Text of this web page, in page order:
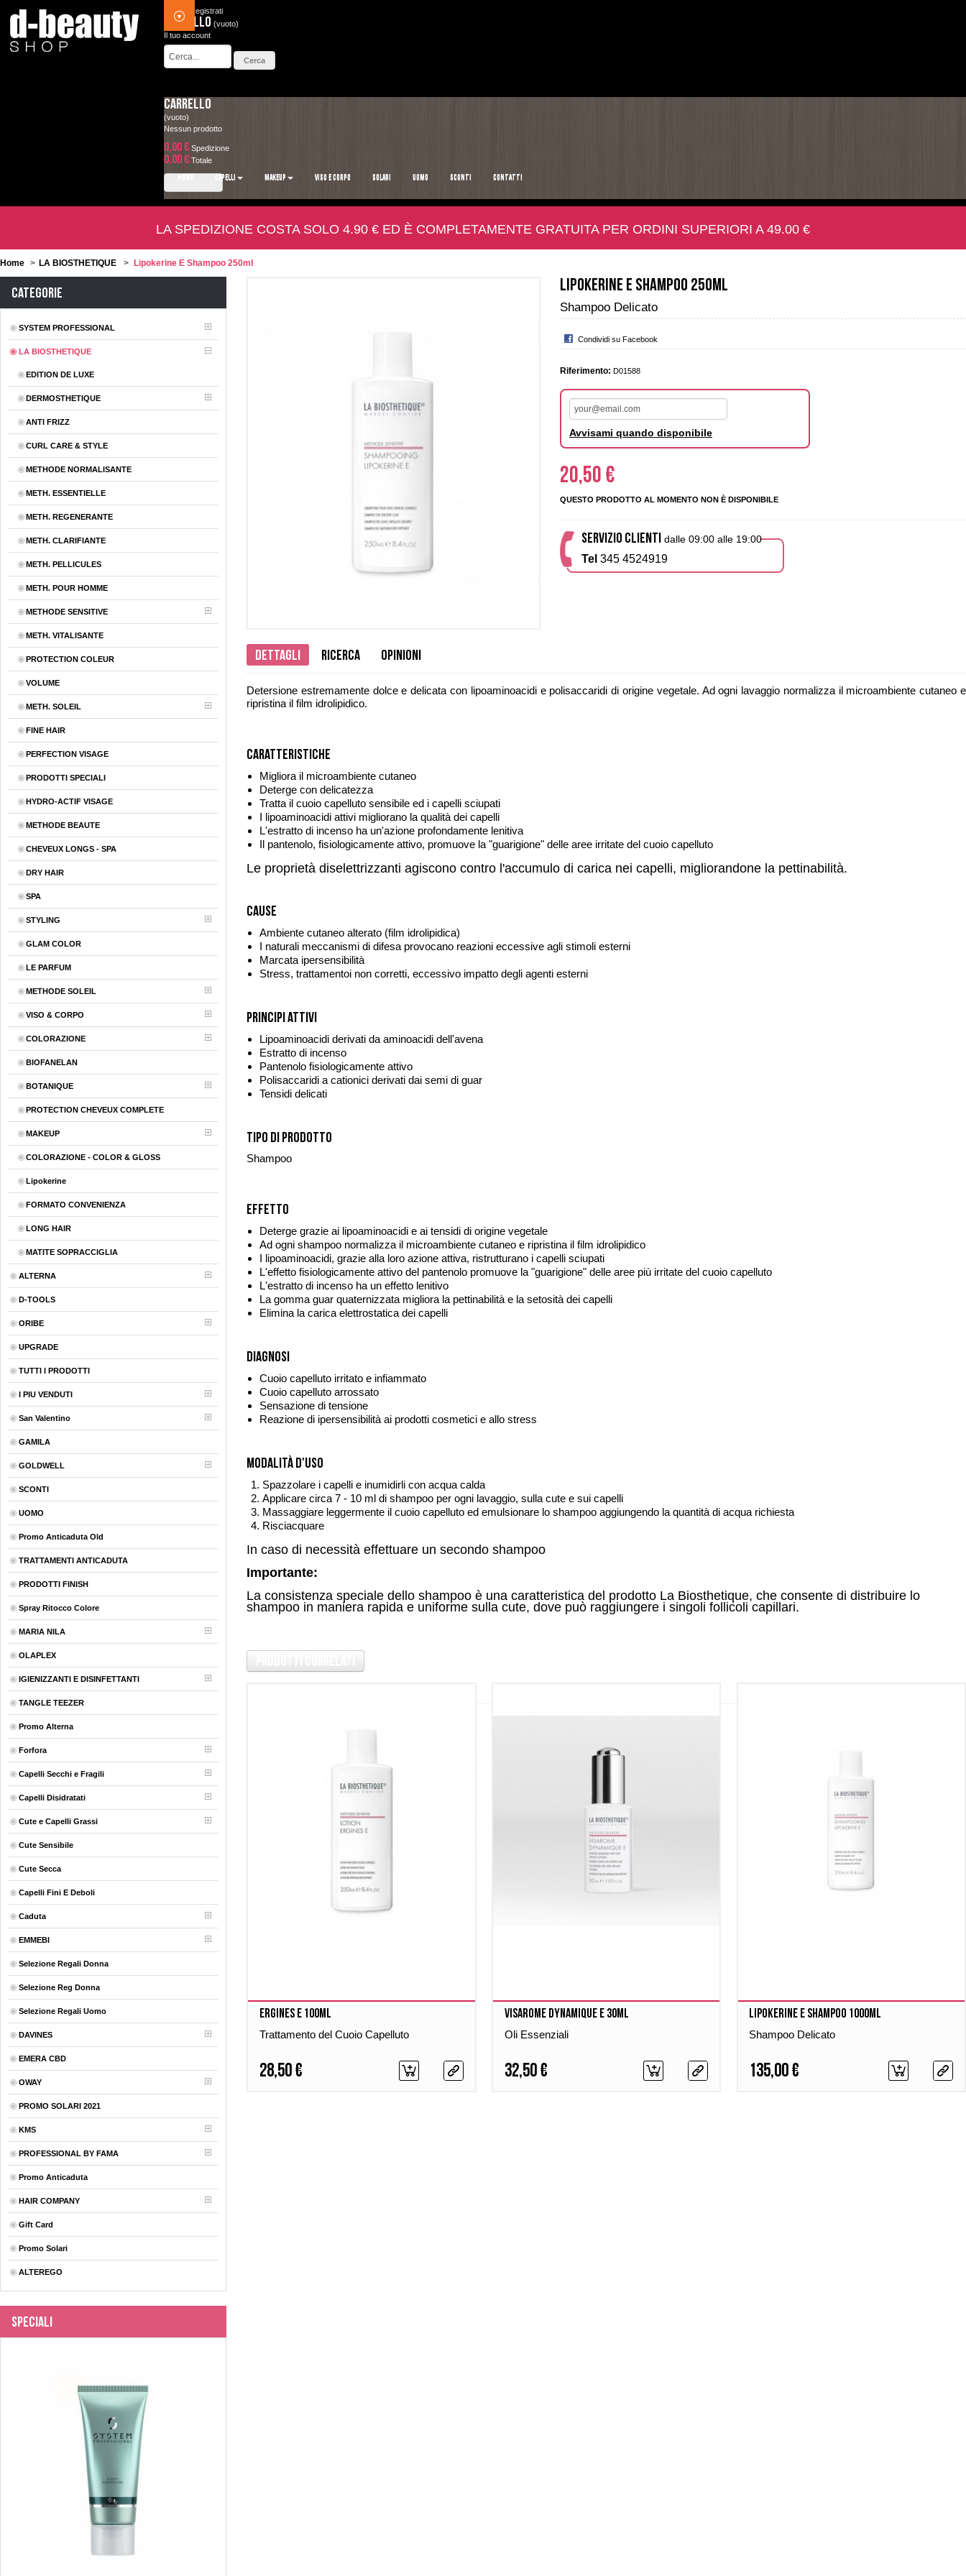
Accedi Registrati
Carrello (vuoto)
Il tuo account
Carrello
(vuoto)
Nessun prodotto
0,00 € Spedizione
0,00 € Totale
HOME CAPELLI MAKEUP VISO E CORPO SOLARI UOMO SCONTI CONTATTI
LA SPEDIZIONE COSTA SOLO 4.90 € ED È COMPLETAMENTE GRATUITA PER ORDINI SUPERIORI A 49.00 €
Home > LA BIOSTHETIQUE > Lipokerine E Shampoo 250ml
Categorie
SYSTEM PROFESSIONAL
LA BIOSTHETIQUE
EDITION DE LUXE
DERMOSTHETIQUE
ANTI FRIZZ
CURL CARE & STYLE
METHODE NORMALISANTE
METH. ESSENTIELLE
METH. REGENERANTE
METH. CLARIFIANTE
METH. PELLICULES
METH. POUR HOMME
METHODE SENSITIVE
METH. VITALISANTE
PROTECTION COLEUR
VOLUME
METH. SOLEIL
FINE HAIR
PERFECTION VISAGE
PRODOTTI SPECIALI
HYDRO-ACTIF VISAGE
METHODE BEAUTE
CHEVEUX LONGS - SPA
DRY HAIR
SPA
STYLING
GLAM COLOR
LE PARFUM
METHODE SOLEIL
VISO & CORPO
COLORAZIONE
BIOFANELAN
BOTANIQUE
PROTECTION CHEVEUX COMPLETE
MAKEUP
COLORAZIONE - COLOR & GLOSS
Lipokerine
FORMATO CONVENIENZA
LONG HAIR
MATITE SOPRACCIGLIA
ALTERNA
D-TOOLS
ORIBE
UPGRADE
TUTTI I PRODOTTI
I PIU VENDUTI
San Valentino
GAMILA
GOLDWELL
SCONTI
UOMO
Promo Anticaduta Old
TRATTAMENTI ANTICADUTA
PRODOTTI FINISH
Spray Ritocco Colore
MARIA NILA
OLAPLEX
IGIENIZZANTI E DISINFETTANTI
TANGLE TEEZER
Promo Alterna
Forfora
Capelli Secchi e Fragili
Capelli Disidratati
Cute e Capelli Grassi
Cute Sensibile
Cute Secca
Capelli Fini E Deboli
Caduta
EMMEBI
Selezione Regali Donna
Selezione Reg Donna
Selezione Regali Uomo
DAVINES
EMERA CBD
OWAY
PROMO SOLARI 2021
KMS
PROFESSIONAL BY FAMA
Promo Anticaduta
HAIR COMPANY
Gift Card
Promo Solari
ALTEREGO
Speciali
Lipokerine E Shampoo 250ml
Shampoo Delicato
Condividi su Facebook
Riferimento: D01588
Avvisami quando disponibile
20,50 €
QUESTO PRODOTTO AL MOMENTO NON È DISPONIBILE
SERVIZIO CLIENTI dalle 09:00 alle 19:00
Tel 345 4524919
Dettagli Ricerca Opinioni
Detersione estremamente dolce e delicata con lipoaminoacidi e polisaccaridi di origine vegetale. Ad ogni lavaggio normalizza il microambiente cutaneo e
ripristina il film idrolipidico.
Caratteristiche
Migliora il microambiente cutaneo
Deterge con delicatezza
Tratta il cuoio capelluto sensibile ed i capelli sciupati
I lipoaminoacidi attivi migliorano la qualità dei capelli
L'estratto di incenso ha un'azione profondamente lenitiva
Il pantenolo, fisiologicamente attivo, promuove la "guarigione" delle aree irritate del cuoio capelluto
Le proprietà diselettrizzanti agiscono contro l'accumulo di carica nei capelli, migliorandone la pettinabilità.
Cause
Ambiente cutaneo alterato (film idrolipidica)
I naturali meccanismi di difesa provocano reazioni eccessive agli stimoli esterni
Marcata ipersensibilità
Stress, trattamentoi non corretti, eccessivo impatto degli agenti esterni
Principi attivi
Lipoaminoacidi derivati da aminoacidi dell'avena
Estratto di incenso
Pantenolo fisiologicamente attivo
Polisaccaridi a cationici derivati dai semi di guar
Tensidi delicati
Tipo di prodotto
Shampoo
Effetto
Deterge grazie ai lipoaminoacidi e ai tensidi di origine vegetale
Ad ogni shampoo normalizza il microambiente cutaneo e ripristina il film idrolipidico
I lipoaminoacidi, grazie alla loro azione attiva, ristrutturano i capelli sciupati
L'effetto fisiologicamente attivo del pantenolo promuove la "guarigione" delle aree più irritate del cuoio capelluto
L'estratto di incenso ha un effetto lenitivo
La gomma guar quaternizzata migliora la pettinabilità e la setosità dei capelli
Elimina la carica elettrostatica dei capelli
Diagnosi
Cuoio capelluto irritato e infiammato
Cuoio capelluto arrossato
Sensazione di tensione
Reazione di ipersensibilità ai prodotti cosmetici e allo stress
Modalità d'uso
Spazzolare i capelli e inumidirli con acqua calda
Applicare circa 7 - 10 ml di shampoo per ogni lavaggio, sulla cute e sui capelli
Massaggiare leggermente il cuoio capelluto ed emulsionare lo shampoo aggiungendo la quantità di acqua richiesta
Risciacquare
In caso di necessità effettuare un secondo shampoo
Importante:
La consistenza speciale dello shampoo è una caratteristica del prodotto La Biosthetique, che consente di distribuire lo
shampoo in maniera rapida e uniforme sulla cute, dove può raggiungere i singoli follicoli capillari.
Ergines E 100ml
Trattamento del Cuoio Capelluto
28,50 €
Visarome Dynamique E 30ml
Oli Essenziali
32,50 €
Lipokerine E Shampoo 1000ml
Shampoo Delicato
135,00 €